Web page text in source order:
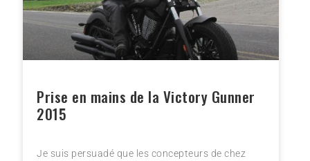
Prise en mains de la Victory Gunner
2015
Je suis persuadé que les concepteurs de chez